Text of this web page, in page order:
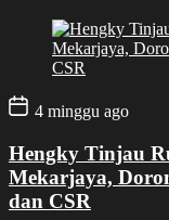
4 minggu ago
Hengky Tinjau
Mekarjaya,
dan CSR